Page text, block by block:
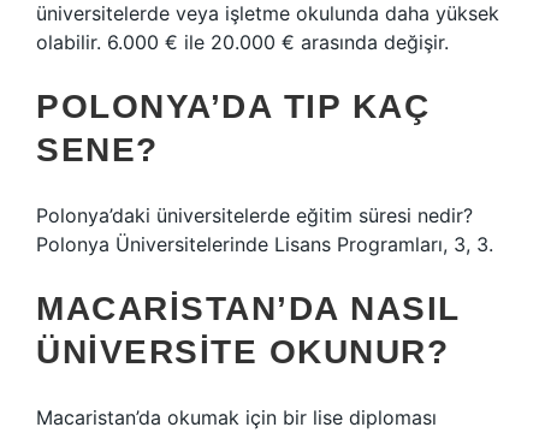
üniversitelerde veya işletme okulunda daha yüksek
olabilir. 6.000 € ile 20.000 € arasında değişir.
POLONYA’DA TIP KAÇ
SENE?
Polonya’daki üniversitelerde eğitim süresi nedir?
Polonya Üniversitelerinde Lisans Programları, 3, 3.
MACARISTAN’DA NASIL
ÜNIVERSITE OKUNUR?
Macaristan’da okumak için bir lise diploması